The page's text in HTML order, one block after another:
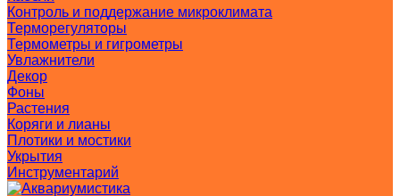
Контроль и поддержание микроклимата
Терморегуляторы
Термометры и гигрометры
Увлажнители
Декор
Фоны
Растения
Коряги и лианы
Плотики и мостики
Укрытия
Инструментарий